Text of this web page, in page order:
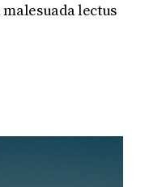
malesuada lectus